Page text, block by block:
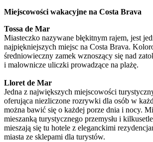
Miejscowości wakacyjne na Costa Brava
Tossa de Mar
Miasteczko nazywane błękitnym rajem, jest
najpiękniejszych miejsc na Costa Brava.
średniowieczny zamek wznoszący się nad
i malownicze uliczki prowadzące na plażę.
Lloret de Mar
Jedna z największych miejscowości
oferująca niezliczone rozrywki dla osób w
można bawić się o każdej porze dnia i nocy.
mieszanką turystycznego przemysłu i
mieszają się tu hotele z eleganckimi
miasta ze sklepami dla turystów.